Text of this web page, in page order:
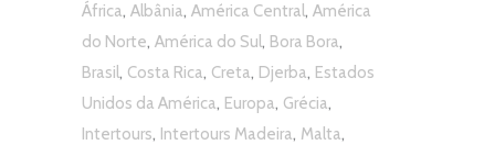
África, Albânia, América Central, América
do Norte, América do Sul, Bora Bora,
Brasil, Costa Rica, Creta, Djerba, Estados
Unidos da América, Europa, Grécia,
Intertours, Intertours Madeira, Malta,